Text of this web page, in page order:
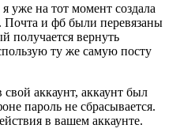
уже на тот момент создала
Почта и фб были перевязаны
получается вернуть
ту же самую посту
свой аккаунт, аккаунт был
пароль не сбрасывается.
в вашем аккаунте.